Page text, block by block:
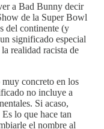
a Bad Bunny decir
de la Super Bowl
del continente (y
significado especial
realidad racista de
concreto en los
no incluye a
Si acaso,
lo que hace tan
el nombre al